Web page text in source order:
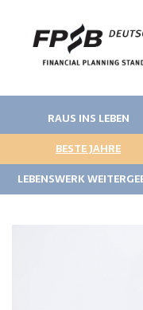
RAUS INS LEBEN
BESTE JAHRE
LEBENSWERK